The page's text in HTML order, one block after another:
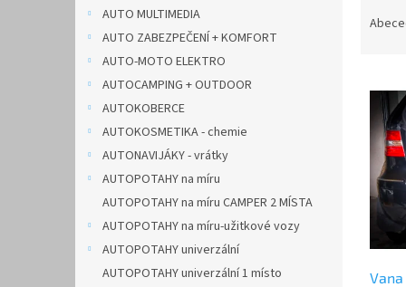
AUTO MULTIMEDIA
AUTO ZABEZPEČENÍ + KOMFORT
AUTO-MOTO ELEKTRO
AUTOCAMPING + OUTDOOR
AUTOKOBERCE
AUTOKOSMETIKA - chemie
AUTONAVIJÁKY - vrátky
AUTOPOTAHY na míru
AUTOPOTAHY na míru CAMPER 2 MÍSTA
AUTOPOTAHY na míru-užitkové vozy
AUTOPOTAHY univerzální
AUTOPOTAHY univerzální 1 místo